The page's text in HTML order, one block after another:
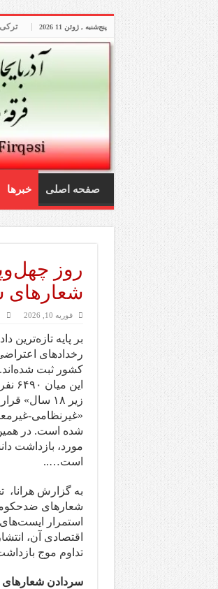
پنج‌شنبه , ژوئن 11 2026 ترکی
صفحه اصلی خبرها
روز
شعارهای
فوریه 10, 2026
بر پایه تازه‌ترین
است…..
به گزارش هرانا،
استمرار
اقتصادی آن،
تداوم موج
سردادن